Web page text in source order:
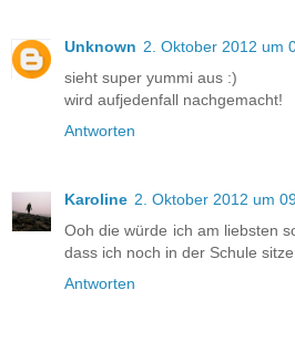
Unknown 2. Oktober 2012 um
sieht super yummi aus :)
wird aufjedenfall nachgemacht!
Antworten
Karoline 2. Oktober 2012 um
Ooh die würde ich am liebsten
dass ich noch in der Schule
Antworten